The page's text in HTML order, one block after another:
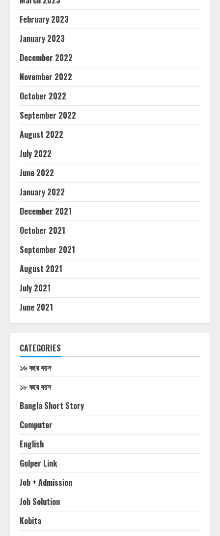
February 2023
January 2023
December 2022
November 2022
October 2022
September 2022
August 2022
July 2022
June 2022
January 2022
December 2021
October 2021
September 2021
August 2021
July 2021
June 2021
CATEGORIES
১৬ বছর বয়স
১৮ বছর বয়স
Bangla Short Story
Computer
English
Golper Link
Job + Admission
Job Solution
Kobita